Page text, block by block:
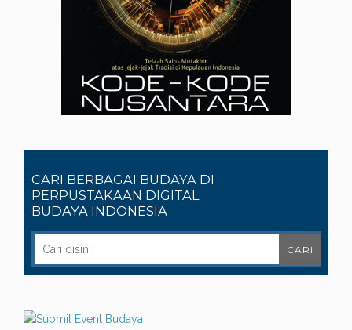
CARI BERBAGAI BUDAYA DI
PERPUSTAKAAN DIGITAL
BUDAYA INDONESIA